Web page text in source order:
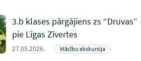
3.b klases pārgājiens zs “Druvas”
pie Līgas Zīvertes
27.05.2026. Mācību ekskursija